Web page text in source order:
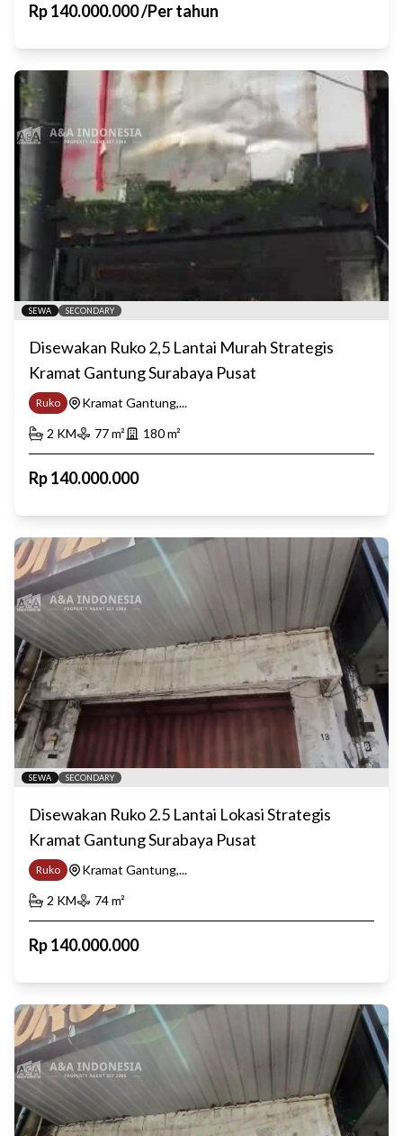
Rp140.000.000/Per tahun
SEWA SECONDARY
Disewakan Ruko 2,5 Lantai Murah Strategis
Kramat Gantung Surabaya Pusat
Ruko
Kramat Gantung,...
2 KM 77m² 180m²
Rp140.000.000
SEWA SECONDARY
Disewakan Ruko 2.5 Lantai Lokasi Strategis
Kramat Gantung Surabaya Pusat
Ruko
Kramat Gantung,...
2 KM 74m²
Rp140.000.000